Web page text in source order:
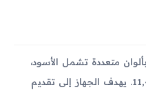
يتوفر جهاز Samsung Galaxy M16 بألوان متعددة تشمل الأسود،
الأخضر، والوردي، بسعر يبدأ من ₹11,499. يهدف الجهاز إلى تقديم